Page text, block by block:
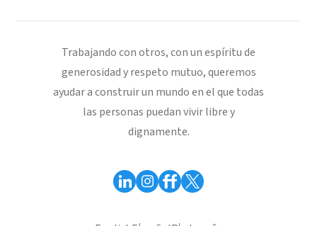
Trabajando con otros, con un espíritu de
generosidad y respeto mutuo, queremos
ayudar a construir un mundo en el que todas
las personas puedan vivir libre y
dignamente.